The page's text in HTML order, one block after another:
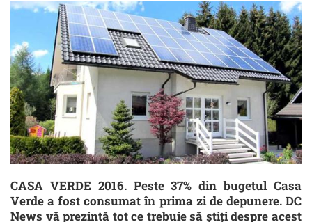
CASA VERDE 2016. Peste 37% din bugetul Casa
Verde a fost consumat în prima zi de depunere. DC
News vă prezintă tot ce trebuie să știți despre acest